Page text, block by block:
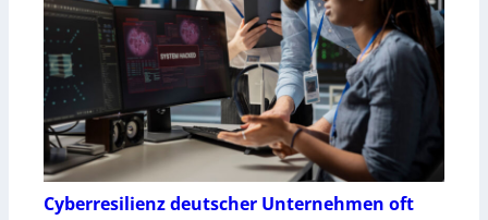
Cyberresilienz deutscher Unternehmen oft